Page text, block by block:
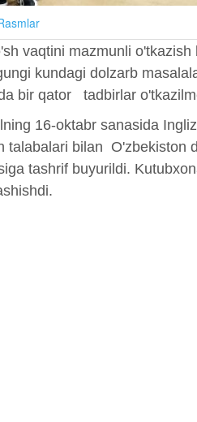
vaqtini mazmunli
kundagi dolzarb
bir qator tadbirlar
16-oktabr sanasida
talabalari bilan O'zbekiston
tashrif buyurildi.